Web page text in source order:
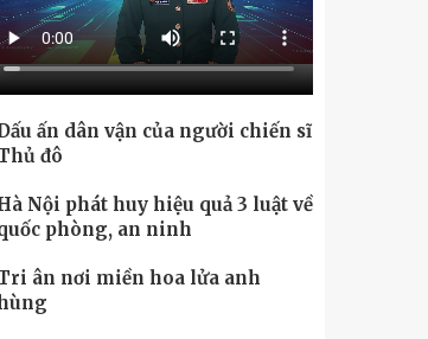
tử, Chuyển đổi số
ấn dân vận của người chiến sĩ
đô
Nội phát huy hiệu quả 3 luật về
phòng, an ninh
ân nơi miền hoa lửa anh